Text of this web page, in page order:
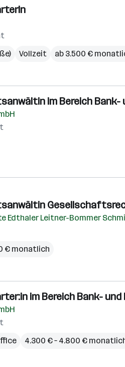
Vollzeit ab 3.500 €
im Bereich
Edthaler Leitner-Bommer
€ monatlich
im Bereich Bank-
4.300 € – 4.800 €